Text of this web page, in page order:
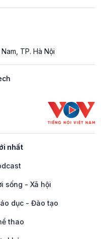
TP. Hà Nội
nhất
sống - Xã hội
dục - Đào tạo
thao